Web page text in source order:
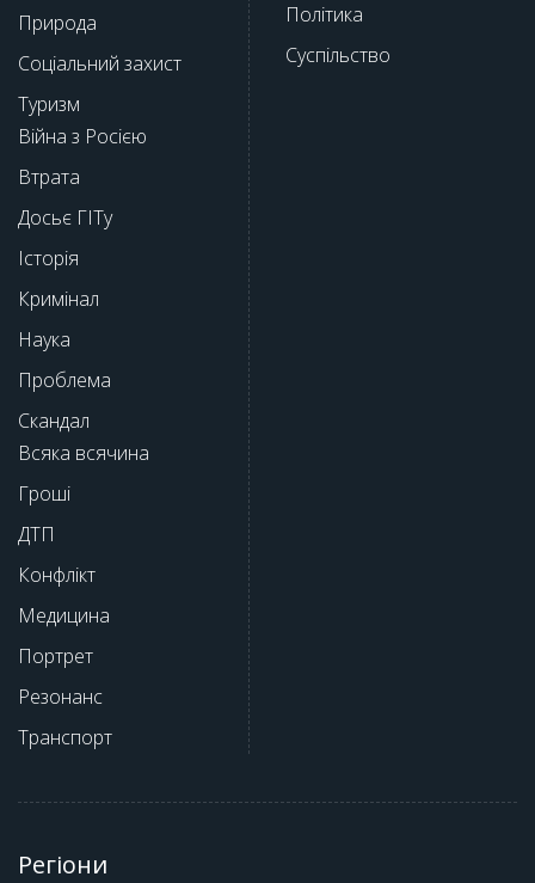
Природа
Соціальний захист
Туризм
Війна з Росією
Втрата
Досьє ГІТу
Історія
Кримінал
Наука
Проблема
Скандал
Всяка всячина
Гроші
ДТП
Конфлікт
Медицина
Портрет
Резонанс
Транспорт
Політика
Суспільство
Регіони